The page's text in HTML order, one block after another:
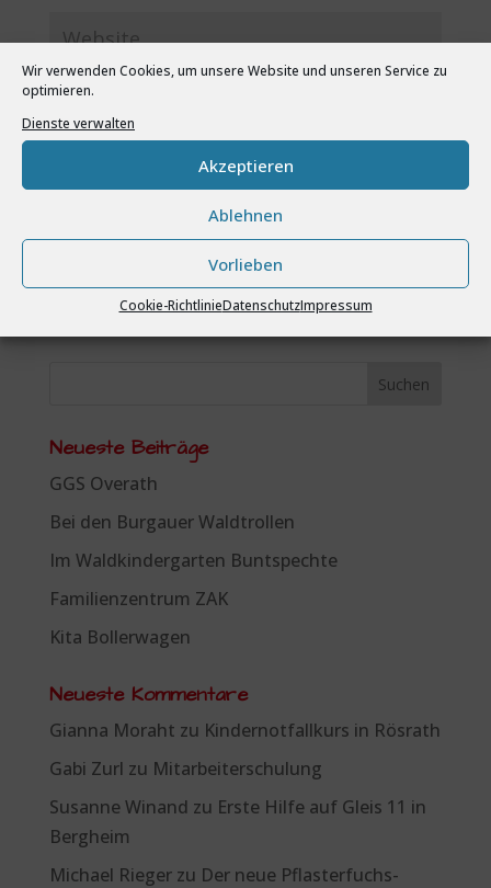
Wir verwenden Cookies, um unsere Website und unseren Service zu
optimieren.
Dienste verwalten
Akzeptieren
Ablehnen
Vorlieben
Cookie-RichtlinieDatenschutzImpressum
Name, E-Mail-Adresse und Website in
diesem Browser für meinen nächsten
Kommentar speichern.
Neueste Beiträge
GGS Overath
Bei den Burgauer Waldtrollen
Im Waldkindergarten Buntspechte
Familienzentrum ZAK
Kita Bollerwagen
Neueste Kommentare
Gianna Moraht zu Kindernotfallkurs in Rösrath
Gabi Zurl zu Mitarbeiterschulung
Susanne Winand zu Erste Hilfe auf Gleis 11 in
Bergheim
Michael Riegerzu Der neue Pflasterfuchs-